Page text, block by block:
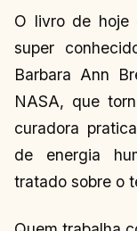
O livro de hoje
super
Barbara Ann
NASA, que
curadora
de energia
tratado sobre o